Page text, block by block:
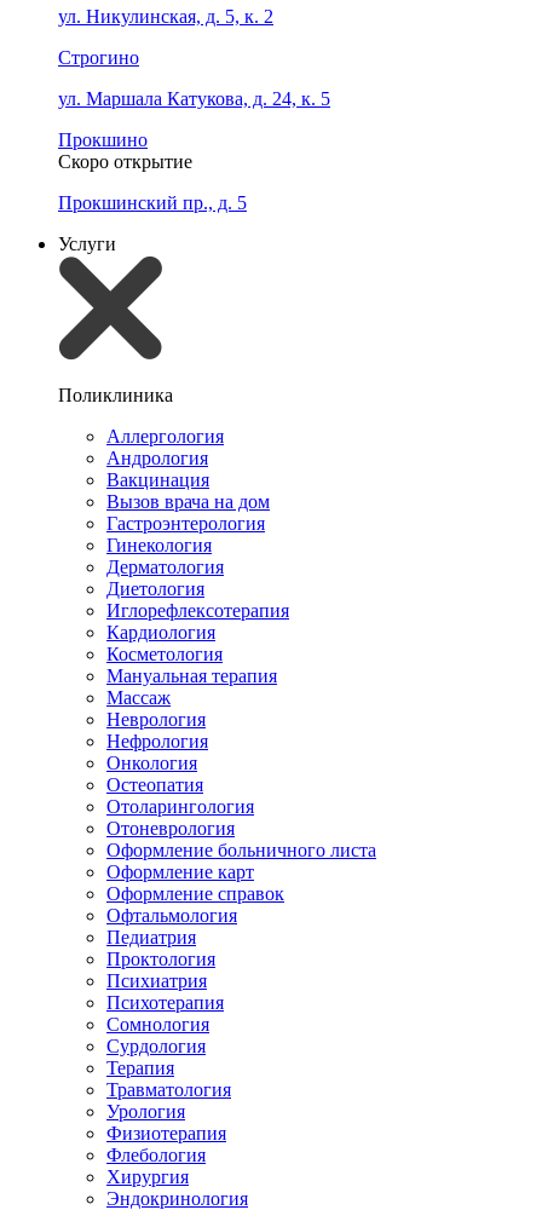
ул. Никулинская, д. 5, к. 2
Строгино
ул. Маршала Катукова, д. 24, к. 5
Прокшино
Скоро открытие
Прокшинский пр., д. 5
Услуги
Поликлиника
Аллергология
Андрология
Вакцинация
Вызов врача на дом
Гастроэнтерология
Гинекология
Дерматология
Диетология
Иглорефлексотерапия
Кардиология
Косметология
Мануальная терапия
Массаж
Неврология
Нефрология
Онкология
Остеопатия
Отоларингология
Отоневрология
Оформление больничного листа
Оформление карт
Оформление справок
Офтальмология
Педиатрия
Проктология
Психиатрия
Психотерапия
Сомнология
Сурдология
Терапия
Травматология
Урология
Физиотерапия
Флебология
Хирургия
Эндокринология